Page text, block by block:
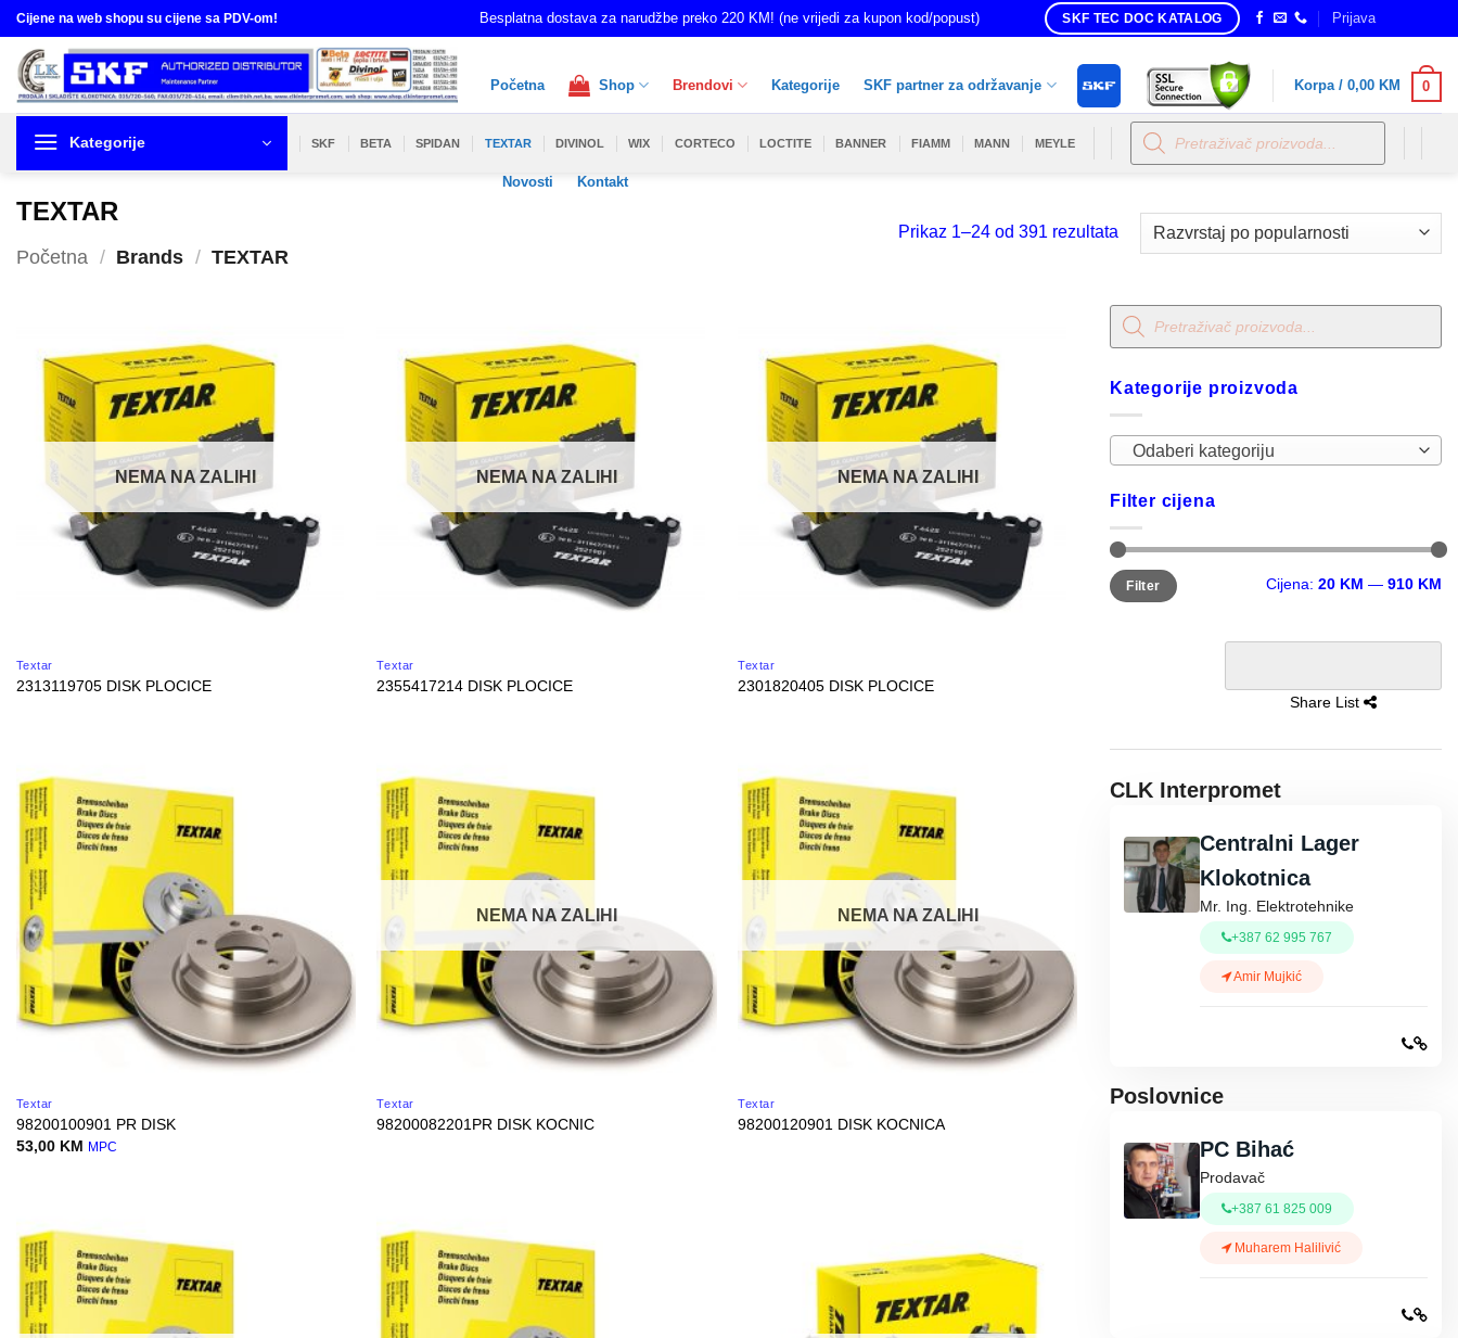
Skip
to
content
Cijene na web shopu su cijene sa PDV-om! Besplatna dostava za narudžbe preko 220 KM! (ne vrijedi za kupon kod/popust) SKF TEC DOC KATALOG Prijava
Početna Shop Brendovi Kategorije SKF partner za održavanje
Novosti Kontakt
Korpa / 0,00 KM 0
Kategorije SKF BETA SPIDAN TEXTAR DIVINOL WIX CORTECO LOCTITE BANNER FIAMM MANN MEYLE
Products
search
TEXTAR
Početna / Brands / TEXTAR
Prikaz 1–24 od 391 rezultataSorted
NEMA NA ZALIHI
Textar
2313119705 DISK PLOCICE
NEMA NA ZALIHI
Textar
2355417214 DISK PLOCICE
NEMA NA ZALIHI
Textar
2301820405 DISK PLOCICE
Textar
98200100901 PR DISK
53,00 KM MPC
NEMA NA ZALIHI
Textar
98200082201PR DISK KOCNIC
NEMA NA ZALIHI
Textar
98200120901 DISK KOCNICA
Products
search
Kategorije proizvoda
Odaberi kategoriju
Filter cijena
Minimalna
cijena
Maksimalna
cijena
Filter Cijena: 20 KM — 910 KM
Share List
CLK Interpromet
Centralni Lager
Klokotnica
Mr. Ing. Elektrotehnike
+387 62 995 767
Amir Mujkić
Poslovnice
PC Bihać
Prodavač
+387 61 825 009
Muharem Halilivić